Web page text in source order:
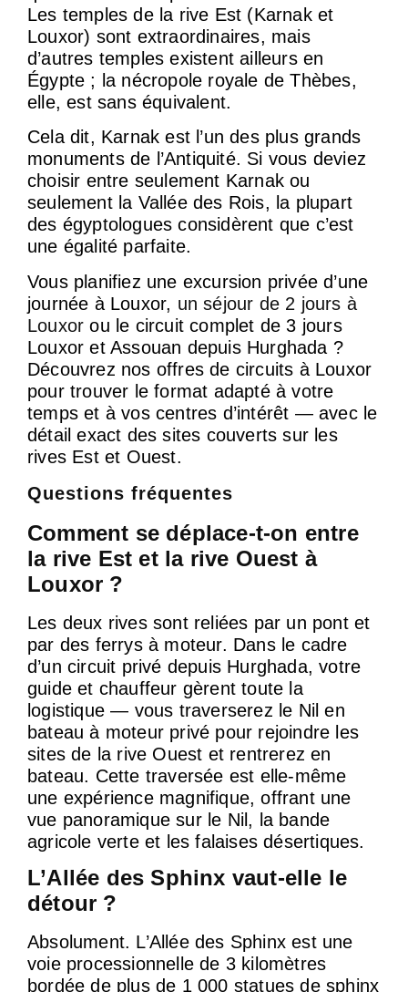
Les temples de la rive Est (Karnak et
Louxor) sont extraordinaires, mais
d’autres temples existent ailleurs en
Égypte ; la nécropole royale de Thèbes,
elle, est sans équivalent.
Cela dit, Karnak est l’un des plus grands
monuments de l’Antiquité. Si vous deviez
choisir entre seulement Karnak ou
seulement la Vallée des Rois, la plupart
des égyptologues considèrent que c’est
une égalité parfaite.
Vous planifiez une excursion privée d’une
journée à Louxor, un séjour de 2 jours à
Louxor ou le circuit complet de 3 jours
Louxor et Assouan depuis Hurghada ?
Découvrez nos offres de circuits à Louxor
pour trouver le format adapté à votre
temps et à vos centres d’intérêt — avec le
détail exact des sites couverts sur les
rives Est et Ouest.
Questions fréquentes
Comment se déplace-t-on entre
la rive Est et la rive Ouest à
Louxor ?
Les deux rives sont reliées par un pont et
par des ferrys à moteur. Dans le cadre
d’un circuit privé depuis Hurghada, votre
guide et chauffeur gèrent toute la
logistique — vous traverserez le Nil en
bateau à moteur privé pour rejoindre les
sites de la rive Ouest et rentrerez en
bateau. Cette traversée est elle-même
une expérience magnifique, offrant une
vue panoramique sur le Nil, la bande
agricole verte et les falaises désertiques.
L’Allée des Sphinx vaut-elle le
détour ?
Absolument. L’Allée des Sphinx est une
voie processionnelle de 3 kilomètres
bordée de plus de 1 000 statues de sphinx